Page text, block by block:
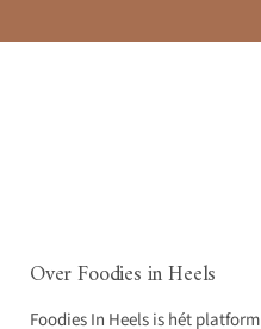
Over Foodies in Heels
Foodies In Heels is hét platform